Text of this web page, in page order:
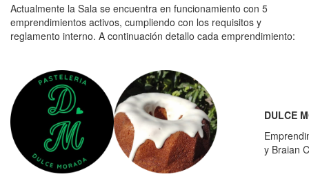
Actualmente la Sala se encuentra en funcionamiento con 5
emprendimientos activos, cumpliendo con los requisitos y
reglamento interno. A continuación detallo cada emprendimiento:
DULCE
y Braian